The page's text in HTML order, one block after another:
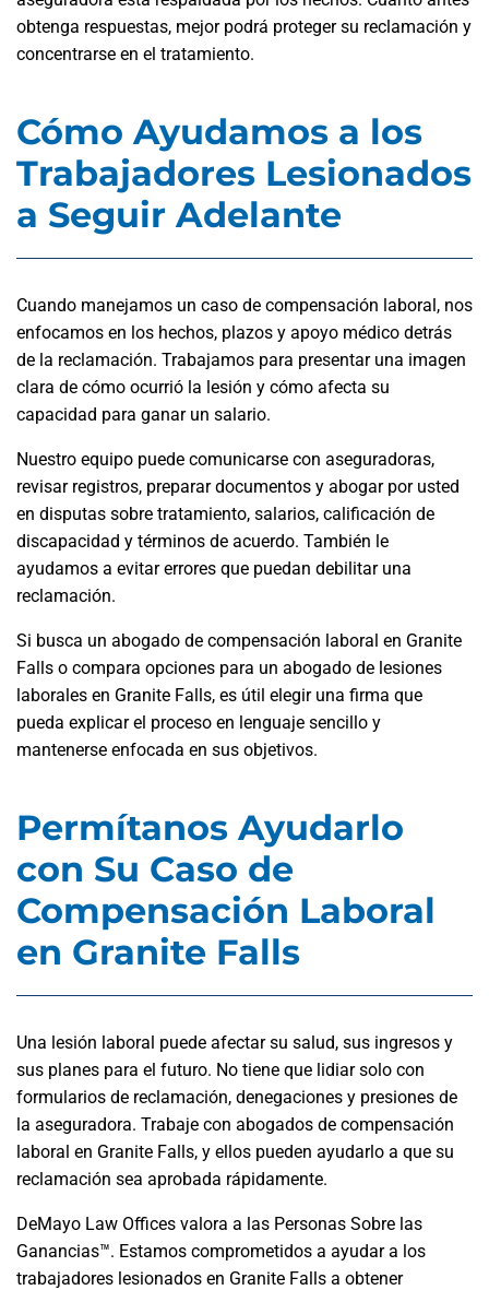
obtenga respuestas, mejor podrá proteger su reclamación y
concentrarse en el tratamiento.
Cómo Ayudamos a los
Trabajadores Lesionados
a Seguir Adelante
Cuando manejamos un caso de compensación laboral, nos
enfocamos en los hechos, plazos y apoyo médico detrás
de la reclamación. Trabajamos para presentar una imagen
clara de cómo ocurrió la lesión y cómo afecta su
capacidad para ganar un salario.
Nuestro equipo puede comunicarse con aseguradoras,
revisar registros, preparar documentos y abogar por usted
en disputas sobre tratamiento, salarios, calificación de
discapacidad y términos de acuerdo. También le
ayudamos a evitar errores que puedan debilitar una
reclamación.
Si busca un abogado de compensación laboral en Granite
Falls o compara opciones para un abogado de lesiones
laborales en Granite Falls, es útil elegir una firma que
pueda explicar el proceso en lenguaje sencillo y
mantenerse enfocada en sus objetivos.
Permítanos Ayudarlo
con Su Caso de
Compensación Laboral
en Granite Falls
Una lesión laboral puede afectar su salud, sus ingresos y
sus planes para el futuro. No tiene que lidiar solo con
formularios de reclamación, denegaciones y presiones de
la aseguradora. Trabaje con abogados de compensación
laboral en Granite Falls, y ellos pueden ayudarlo a que su
reclamación sea aprobada rápidamente.
DeMayo Law Offices valora a las Personas Sobre las
Ganancias™. Estamos comprometidos a ayudar a los
trabajadores lesionados en Granite Falls a obtener